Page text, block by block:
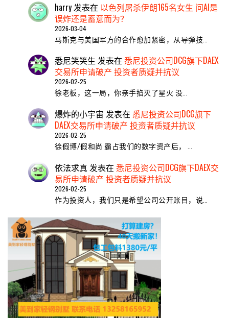
harry 发表在 以色列屠杀伊朗165名女生 问AI是
误炸还是蓄意而为？
2026-03-04
马斯克与美国军方的合作愈加紧密，从导弹技…
悉尼笑笑生 发表在 悉尼投资公司DCG旗下DAEX
交易所申请破产 投资者质疑并抗议
2026-02-25
​徐老板，这一局，你亲手掐灭了星火 ​没…
爆炸的小宇宙 发表在 悉尼投资公司DCG旗下
DAEX交易所申请破产 投资者质疑并抗议
2026-02-25
徐假博/假和尚 霸占我们的数字资产后， …
依法求真 发表在 悉尼投资公司DCG旗下DAEX交
易所申请破产 投资者质疑并抗议
2026-02-25
作为投资人，我们只是希望公司公开账目，说…